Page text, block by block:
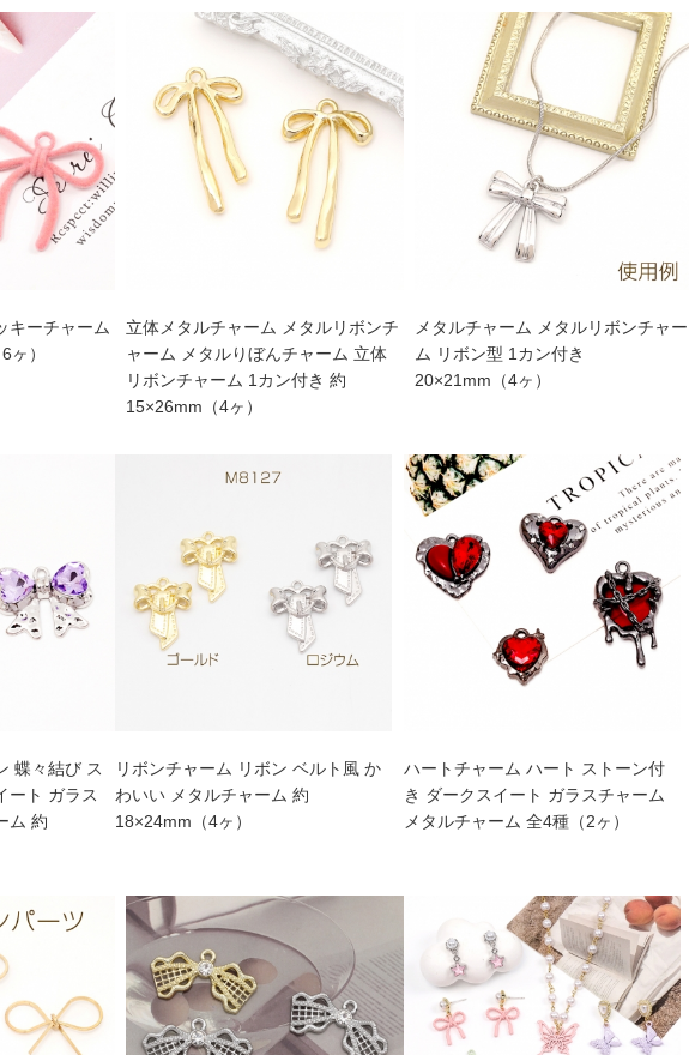
キーチャーム
ヶ）
立体メタルチャーム メタルリボンチ
ャーム メタルりぼんチャーム 立体
リボンチャーム 1カン付き 約
15×26mm（4ヶ）
メタルチャーム メタルリボンチャー
ム リボン型 1カン付き
20×21mm（4ヶ）
蝶々結び ス
ート ガラス
ム 約
リボンチャーム リボン ベルト風 か
わいい メタルチャーム 約
18×24mm（4ヶ）
ハートチャーム ハート ストーン付
き ダークスイート ガラスチャーム
メタルチャーム 全4種（2ヶ）